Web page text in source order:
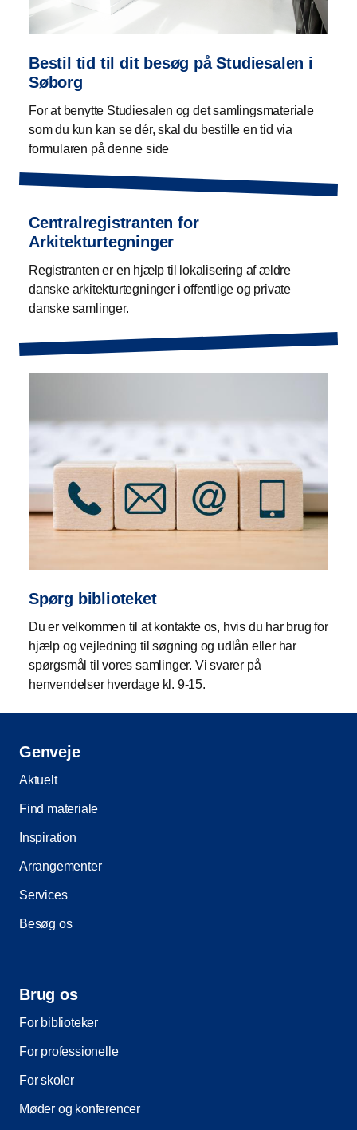
Bestil tid til dit besøg på Studiesalen i
Søborg
For at benytte Studiesalen og det samlingsmateriale
som du kun kan se dér, skal du bestille en tid via
formularen på denne side
Centralregistranten for
Arkitekturtegninger
Registranten er en hjælp til lokalisering af ældre
danske arkitekturtegninger i offentlige og private
danske samlinger.
Spørg biblioteket
Du er velkommen til at kontakte os, hvis du har brug for
hjælp og vejledning til søgning og udlån eller har
spørgsmål til vores samlinger. Vi svarer på
henvendelser hverdage kl. 9-15.
Genveje
Aktuelt
Find materiale
Inspiration
Arrangementer
Services
Besøg os
Brug os
For biblioteker
For professionelle
For skoler
Møder og konferencer